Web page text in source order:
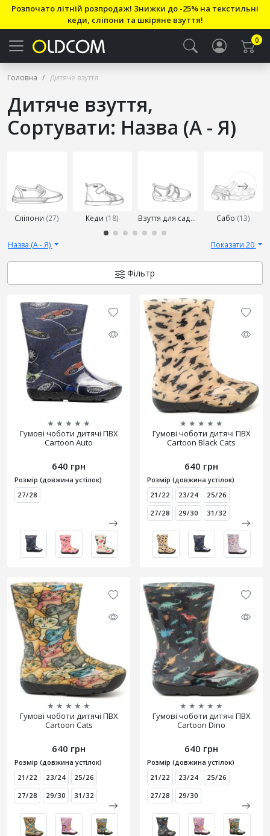
Розпочато літній розпродаж! Знижки до -25% на текстильні
кеди, сліпони та шкіряне взуття!
0
Головна Дитяче взуття
Дитяче взуття,
Сортувати: Назва (А - Я)
Сліпони (27) Кеди (18) Взуття для садків Сабо (13)
Назва (А - Я) Показати 20
Фільтр
★ ★ ★ ★ ★
Гумові чоботи дитячі ПВХ
Cartoon Auto
640 грн
Розмір (довжина устілок)
27/28
★ ★ ★ ★ ★
Гумові чоботи дитячі ПВХ
Cartoon Black Cats
640 грн
Розмір (довжина устілок)
21/22
23/24
25/26
27/28
29/30 31/32
★ ★ ★ ★ ★
Гумові чоботи дитячі ПВХ
Cartoon Cats
640 грн
Розмір (довжина устілок)
21/22
23/24
25/26
27/28
29/30 31/32
★ ★ ★ ★ ★
Гумові чоботи дитячі ПВХ
Cartoon Dino
640 грн
Розмір (довжина устілок)
21/22
23/24
25/26
27/28
29/30